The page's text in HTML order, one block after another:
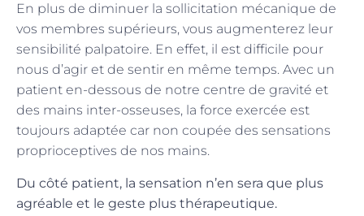
En plus de diminuer la sollicitation mécanique de
vos membres supérieurs, vous augmenterez leur
sensibilité palpatoire. En effet, il est difficile pour
nous d’agir et de sentir en même temps. Avec un
patient en-dessous de notre centre de gravité et
des mains inter-osseuses, la force exercée est
toujours adaptée car non coupée des sensations
proprioceptives de nos mains.
Du côté patient, la sensation n’en sera que plus
agréable et le geste plus thérapeutique.